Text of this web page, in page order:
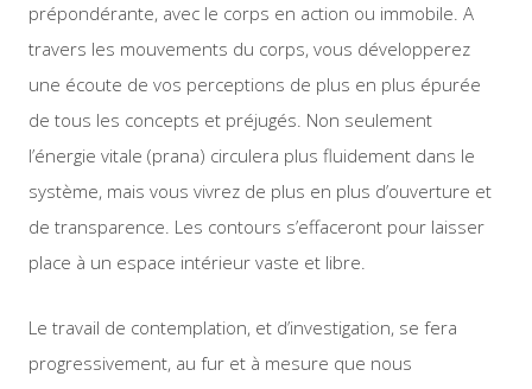
prépondérante, avec le corps en action ou immobile. A
travers les mouvements du corps, vous développerez
une écoute de vos perceptions de plus en plus épurée
de tous les concepts et préjugés. Non seulement
l’énergie vitale (prana) circulera plus fluidement dans le
système, mais vous vivrez de plus en plus d’ouverture et
de transparence. Les contours s’effaceront pour laisser
place à un espace intérieur vaste et libre.
Le travail de contemplation, et d’investigation, se fera
progressivement, au fur et à mesure que nous